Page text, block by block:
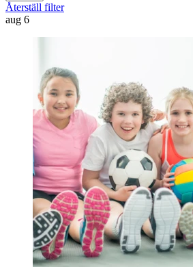
Återställ filter
aug 6